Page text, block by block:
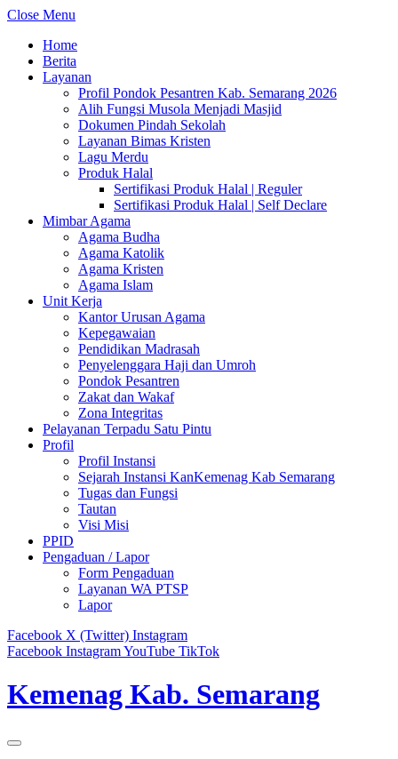
Close Menu
Home
Berita
Layanan
Profil Pondok Pesantren Kab. Semarang 2026
Alih Fungsi Musola Menjadi Masjid
Dokumen Pindah Sekolah
Layanan Bimas Kristen
Lagu Merdu
Produk Halal
Sertifikasi Produk Halal | Reguler
Sertifikasi Produk Halal | Self Declare
Mimbar Agama
Agama Budha
Agama Katolik
Agama Kristen
Agama Islam
Unit Kerja
Kantor Urusan Agama
Kepegawaian
Pendidikan Madrasah
Penyelenggara Haji dan Umroh
Pondok Pesantren
Zakat dan Wakaf
Zona Integritas
Pelayanan Terpadu Satu Pintu
Profil
Profil Instansi
Sejarah Instansi KanKemenag Kab Semarang
Tugas dan Fungsi
Tautan
Visi Misi
PPID
Pengaduan / Lapor
Form Pengaduan
Layanan WA PTSP
Lapor
Facebook X (Twitter) Instagram
Facebook InstagramYouTube TikTok
Kemenag Kab. Semarang